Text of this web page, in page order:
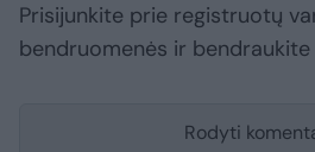
Prisijunkite prie registruotų
bendruomenės ir
Rodyti